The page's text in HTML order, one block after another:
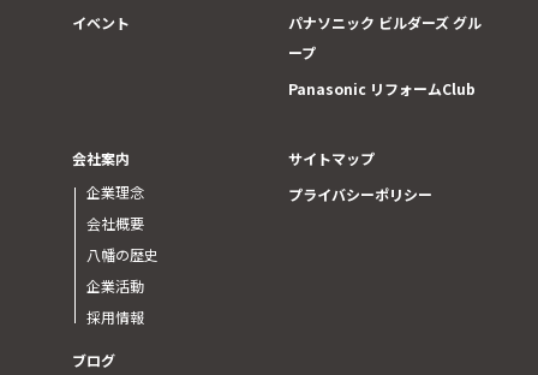
イベント
パナソニック ビルダーズ グル
ープ
Panasonic リフォームClub
会社案内
企業理念
会社概要
八幡の歴史
企業活動
採用情報
ブログ
サイトマップ
プライバシーポリシー